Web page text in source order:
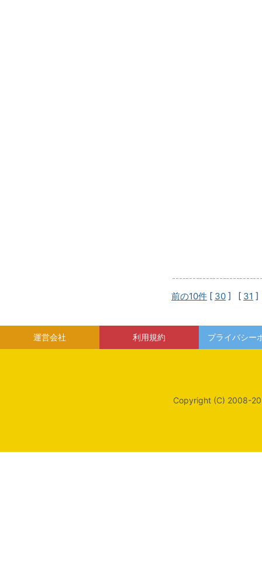
前の10件 [ 30 ] [ 31
運営会社 利用規約 プライバシー
Copyright (C) 2008-